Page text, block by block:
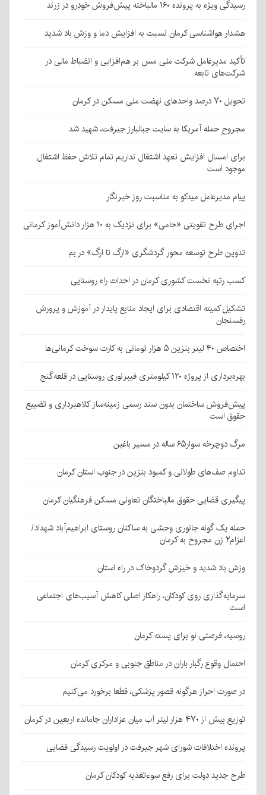
رسیدگی ویژه به پرونده ۱۶۰ مالباخته پیش‌فروش خودرو در زرند
هشدار هواشناسی کرمان نسبت به افزایش دما و وزش باد شدید
تأکید مدیرعامل شرکت ملی مس بر هم‌افزایی و انضباط مالی در
شرکت‌های تابعه
تحویل ۷۰ درصد واحدهای نهضت ملی مسکن در کرمان
مجروحِ حمله آمریکا به سایت جبالبارز جیرفت، شهید شد
برای امسال افزایش تعهد اشتغال نداریم تمام تلاش حفظ اشتغال
موجود است
پیام مدیرعامل میدکو به مناسبت روز خبرنگار
اجرای طرح تقویتی «حامی» برای نزدیک به ۱۰ هزار دانش‌آموز کرمانی
تدوین طرح توسعه محور گردشگری «ارگ تا ارگ» در بم
کسب رتبه نخست کشوری کرمان در احداث راه روستایی
تشکیل کمیته اقتصادی برای ایجاد منابع پایدار در آموزش و پرورش
رفسنجان
اختصاص ۴۰ لیتر بنزین ۵ هزار تومانی به کارت سوخت کرمانی‌ها
بهره‌برداری از پروژه ۱۲۰ کیلومتری فیبرنوری روستایی در قلعه‌گنج
پیش‌فروش ساختمان بدون سند رسمی زمینه‌ساز کلاهبرداری و تضییع
حقوق است
مرگ دوچرخه سوار۶۵ ساله در مسیر باغین
تداوم صف‌های طولانی و کمبود بنزین در جنوب استان کرمان
پیگیری قضایی حقوق مالباختگان تعاونی مسکن فرهنگیان کرمان
حمله یک گونه جانوری وحشی به ساکنان روستای ابراهیم‌آباد شهداد/
اعزام۲ زن مجروح به کرمان
وزش باد شدید و خیزش گردوخاک در راه استان
سرمایه‌گذاری روی کودکان، راهکار اصلی کاهش آسیب‌های اجتماعی
است
روسیه، فرصتی نو برای پسته کرمان
احتمال وقوع رگبار باران در مناطق جنوبی و مرکزی کرمان
در صورت احراز هرگونه قصور پزشکی، قطعا برخورد می‌کنیم
توزیع بیش از ۴۷۰ هزار لیتر آب میان عزاداران جامانده اربعین در کرمان
پرونده اختلافات شورای شهر جیرفت در اولویت رسیدگی قضایی
طرح جدید دولت برای رفع سوءتغذیه کودکان کرمان